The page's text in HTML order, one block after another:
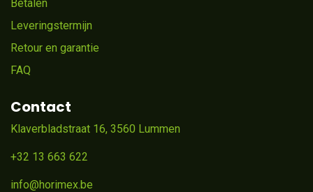
Betalen
Leveringstermijn
Retour en garantie
FAQ
Contact
Klaverbladstraat 16, 3560 Lummen
+32 13 663 622
info@horimex.be